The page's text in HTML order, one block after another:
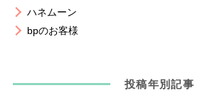
ハネムーン
bpのお客様
投稿年別記事